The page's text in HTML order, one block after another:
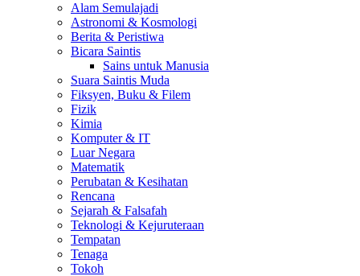
Alam Semulajadi
Astronomi & Kosmologi
Berita & Peristiwa
Bicara Saintis
Sains untuk Manusia
Suara Saintis Muda
Fiksyen, Buku & Filem
Fizik
Kimia
Komputer & IT
Luar Negara
Matematik
Perubatan & Kesihatan
Rencana
Sejarah & Falsafah
Teknologi & Kejuruteraan
Tempatan
Tenaga
Tokoh